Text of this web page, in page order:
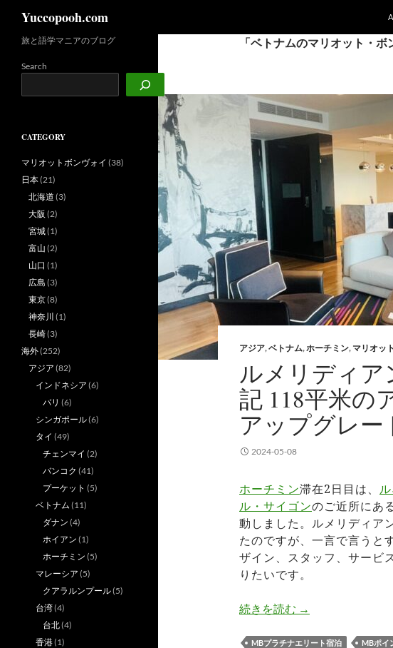
Yuccopooh.com
「ベトナムのマリオット・
アジア,ベトナム,ホーチミン, マリオッ
ルメリディア
記 118平米の
アップグレー
2024-05-08
ホーチミン滞在2日目は、
ル・サイゴンのご近所にあ
動しました。ルメリディア
たのですが、一言で言うと
ザイン、スタッフ、サービ
りたいです。
続きを読む ルメリディアン
→
MBプラチナエリート宿泊 MBポイ
旅と語学マニアのブログ
Search
CATEGORY
マリオットボンヴォイ (38)
日本(21)
北海道 (3)
大阪 (2)
宮城(1)
富山 (2)
山口 (1)
広島 (3)
東京(8)
神奈川 (1)
長崎(3)
海外(252)
アジア (82)
インドネシア (6)
バリ (6)
シンガポール(6)
タイ (49)
チェンマイ (2)
バンコク (41)
プーケット (5)
ベトナム (11)
ダナン (4)
ホイアン (1)
ホーチミン (5)
マレーシア (5)
クアラルンプール(5)
台湾(4)
台北(4)
香港(1)